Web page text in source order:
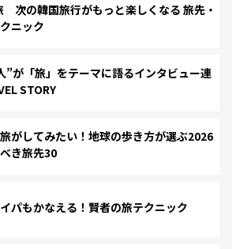
次の韓国旅行がもっと楽しくなる 旅先・
ニック
”が「旅」をテーマに語るインタビュー連
STORY
がしてみたい！地球の歩き方が選ぶ2026
き旅先30
パもかなえる！賢者の旅テクニック